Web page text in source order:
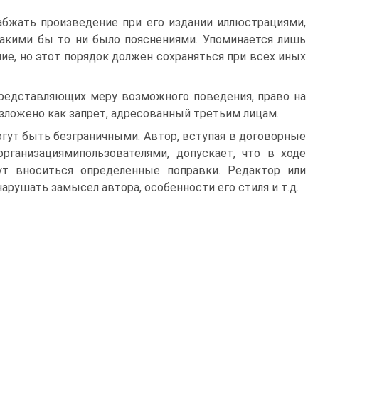
произведение при его издании иллюстрациями,
бы то ни было пояснениями. Упоминается лишь
но этот порядок должен сохраняться при всех иных
меру возможного поведения, право на
как запрет, адресованный третьим лицам.
быть безграничными. Автор, вступая в договорные
допускает, что в ходе
вноситься определенные поправки. Редактор или
замысел автора, особенности его стиля и т.д.